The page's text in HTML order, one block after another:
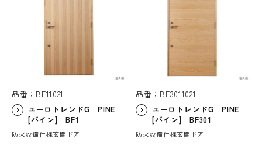
品番：BF11021
ユーロトレンドG PINE
[パイン] BF1
防火設備仕様玄関ドア
品番：BF3011021
ユーロトレンドG PINE
[パイン] BF301
防火設備仕様玄関ドア